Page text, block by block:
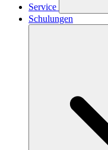
Service
Schulungen